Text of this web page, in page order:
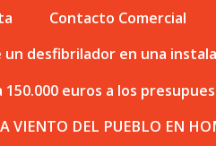
Contacto Comercial
desfibrilador en una
euros a los
VIENTO DEL PUEBLO EN